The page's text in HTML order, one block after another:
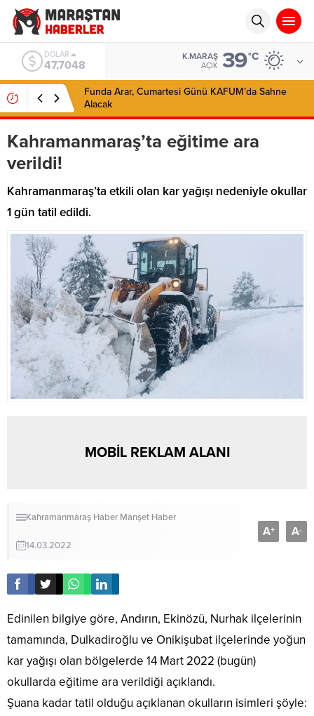
EURO
55,0748
K.MARAŞ
AÇIK 39°C
Funda Arar, Cumartesi Günü KAFUM’da Sahne
Alacak
Kahramanmaraş’ta eğitime ara
verildi!
Kahramanmaraş’ta etkili olan kar yağışı nedeniyle okullar
1 gün tatil edildi.
MOBİL REKLAM ALANI
Kahramanmaraş Haber Manşet Haber
14.03.2022
A+ A-
Edinilen bilgiye göre, Andırın, Ekinözü, Nurhak ilçelerinin
tamamında, Dulkadiroğlu ve Onikişubat ilçelerinde yoğun
kar yağışı olan bölgelerde 14 Mart 2022 (bugün)
okullarda eğitime ara verildiği açıklandı.
Şuana kadar tatil olduğu açıklanan okulların isimleri şöyle: